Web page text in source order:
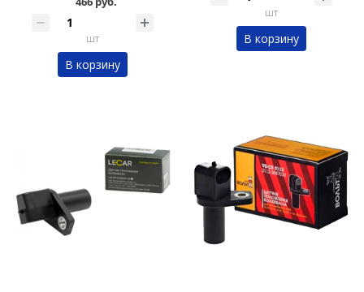
шт
В корзину
шт
В корзину